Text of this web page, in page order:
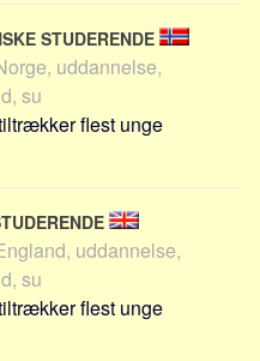
STUDERENDE
uddannelse,
su
flest unge
uddannelse,
su
flest unge